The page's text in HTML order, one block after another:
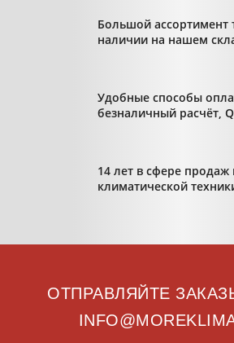
Большой ассортимент
наличии на нашем
Удобные способы
безналичный расчёт,
14 лет в сфере
климатической
ОТПРАВЛЯЙТЕ